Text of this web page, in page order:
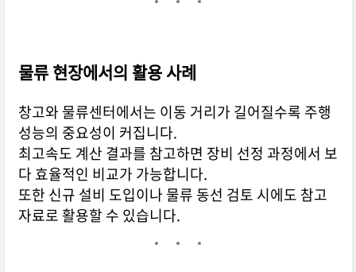
물류 현장에서의 활용 사례
창고와 물류센터에서는 이동 거리가 길어질수록 주행
성능의 중요성이 커집니다.
최고속도 계산 결과를 참고하면 장비 선정 과정에서 보
다 효율적인 비교가 가능합니다.
또한 신규 설비 도입이나 물류 동선 검토 시에도 참고
자료로 활용할 수 있습니다.